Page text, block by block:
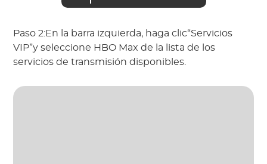
Paso 2:En la barra izquierda, haga clic“Servicios
VIP”y seleccione HBO Max de la lista de los
servicios de transmisión disponibles.